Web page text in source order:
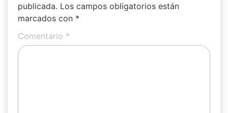
publicada. Los campos obligatorios están
marcados con *
Comentario *